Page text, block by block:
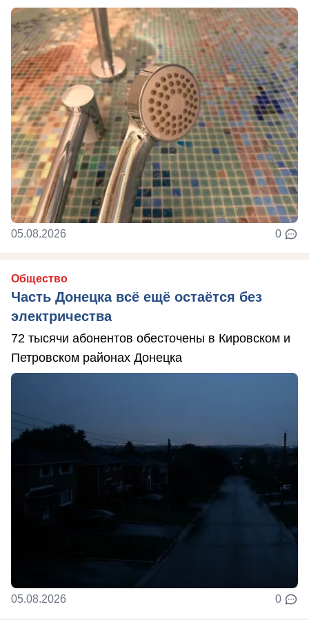
05.08.2026 0
Общество
Часть Донецка всё ещё остаётся без
электричества
72 тысячи абонентов обесточены в Кировском и
Петровском районах Донецка
05.08.2026 0